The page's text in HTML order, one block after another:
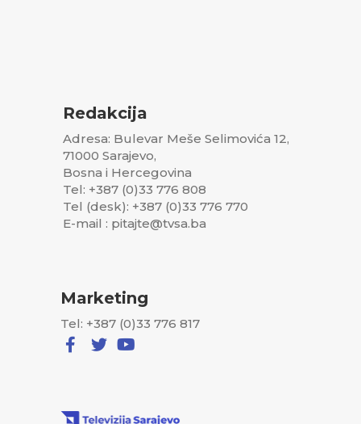
Redakcija
Adresa: Bulevar Meše Selimovića 12,
71000 Sarajevo,
Bosna i Hercegovina
Tel: +387 (0)33 776 808
Tel (desk): +387 (0)33 776 770
E-mail : pitajte@tvsa.ba
Marketing
Tel: +387 (0)33 776 817